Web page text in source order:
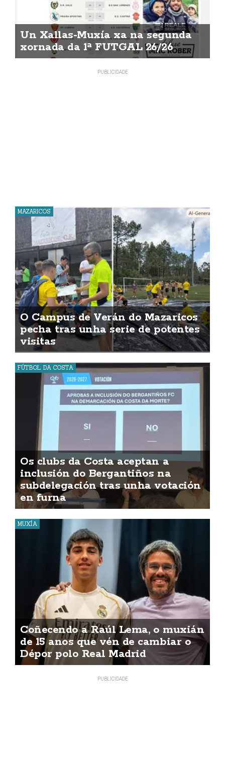
Un Xallas-Muxía xa na segunda
xornada da 1ª FUTGAL 26/26
MAZARICOS
O Campus de Verán do Mazaricos
pecha tras unha serie de potentes
visitas
FÚTBOL DA COSTA
Os clubs da Costa aceptan a
inclusión do Bergantiños na
subdelegación tras unha votación
en furna
MUXÍA
Coñecendo a Raúl Lema, o muxián
de 15 anos que vén de cambiar o
Dépor polo Real Madrid